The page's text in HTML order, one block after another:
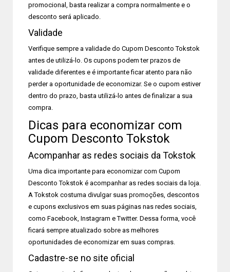
promocional, basta realizar a compra normalmente e o
desconto será aplicado.
Validade
Verifique sempre a validade do Cupom Desconto Tokstok
antes de utilizá-lo. Os cupons podem ter prazos de
validade diferentes e é importante ficar atento para não
perder a oportunidade de economizar. Se o cupom estiver
dentro do prazo, basta utilizá-lo antes de finalizar a sua
compra.
Dicas para economizar com
Cupom Desconto Tokstok
Acompanhar as redes sociais da Tokstok
Uma dica importante para economizar com Cupom
Desconto Tokstok é acompanhar as redes sociais da loja.
A Tokstok costuma divulgar suas promoções, descontos
e cupons exclusivos em suas páginas nas redes sociais,
como Facebook, Instagram e Twitter. Dessa forma, você
ficará sempre atualizado sobre as melhores
oportunidades de economizar em suas compras.
Cadastre-se no site oficial